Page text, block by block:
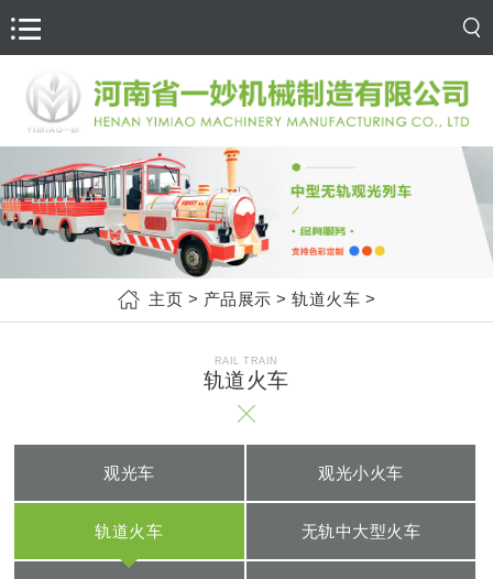
主页 > 产品展示 > 轨道火车 >
RAIL TRAIN
轨道火车
观光车 观光小火车
轨道火车 无轨中大型火车